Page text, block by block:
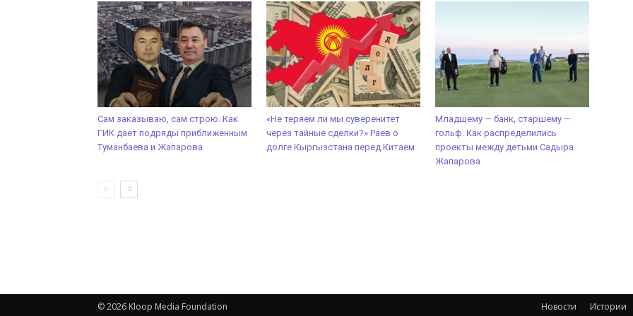
Сам заказываю, сам строю. Как
ГИК дает подряды приближенным
Туманбаева и Жапарова
«Не теряем ли мы суверенитет
через тайные сделки?» Раев о
долге Кыргызстана перед Китаем
Младшему — банк, старшему —
гольф. Как распределились
проекты между детьми Садыра
Жапарова
Новости Истории
© 2026 Kloop Media Foundation